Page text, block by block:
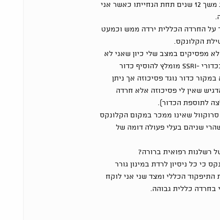
המשכתי עם הקלונקס 2 מ"ג משך 12 שנים תחת הנחייתו כאשר אני
על החרדה הכללית ירדה ממש וכמעט
הקלונקס.
מפסיקים במצב שלי כיון שאני לא
מגיב לטיפולים המקובלים בכדורי -SSRI מומלץ להוסיף כדור
כדור נוגד פסיכוזה אך ניתן
שאין לי פסיכוזה אלא חרדה
לתוספת הכדור).
שאינו ממכר במקום הקלונקס
ביממה) שהרי שניהם בעלי פעולה דומה של
רשלנות רפואית ברורה?
כי כל ניסיון לרדת במינון גורר
הכללי ומצד שני אני לוקח
בחרדה כללית גבוהה.